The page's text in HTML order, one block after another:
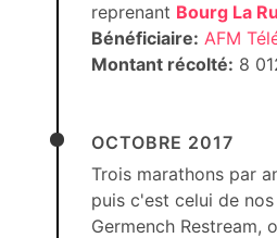
reprenant Bourg La
Bénéficiaire: AFM
Montant récolté: 8
OCTOBRE 2017
Trois marathons par
puis c'est celui de
Germench Restream,